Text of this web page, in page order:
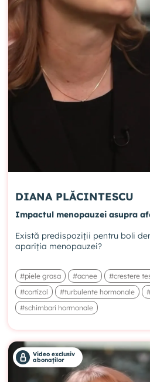
DIANA PLĂCINTESCU
Impactul menopauzei asupra
Există predispoziții pentru boli
apariția menopauzei?
#piele grasa #acnee #crestere
#cortizol
#turbulente hormonale
#schimbari hormonale
Video exclusiv
abonaților